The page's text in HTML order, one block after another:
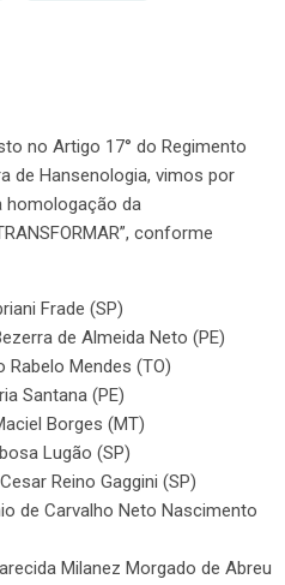
no Artigo 17° do Regimento
de Hansenologia, vimos por
homologação da
conforme
Frade (SP)
de Almeida Neto (PE)
Rabelo Mendes (TO)
Santana (PE)
Borges (MT)
Lugão (SP)
Reino Gaggini (SP)
de Carvalho Neto Nascimento
Milanez Morgado de Abreu